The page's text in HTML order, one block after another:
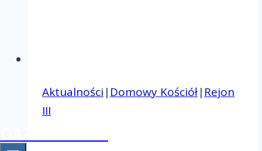
Aktualności | Domowy Kościół| Rejon
III